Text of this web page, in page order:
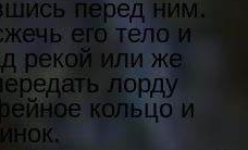
перед ним.
его тело и
рекой или же
лорду
кольцо и